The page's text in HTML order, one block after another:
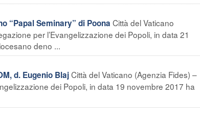
“Papal Seminary” di Poona Città del Vaticano
per l’Evangelizzazione dei Popoli, in data 21
deno ...
d. Eugenio BlajCittà del Vaticano (Agenzia Fides) –
dei Popoli, in data 19 novembre 2017 ha